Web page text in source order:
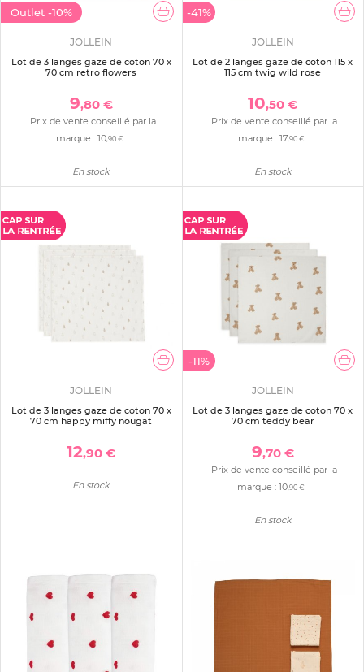
Outlet -10%
JOLLEIN
Lot de 3 langes gaze de coton 70 x
70 cm retro flowers
9,80 €
Prix de vente conseillé par la
marque : 10,90 €
En stock
-41%
JOLLEIN
Lot de 2 langes gaze de coton 115 x
115 cm twig wild rose
10,50 €
Prix de vente conseillé par la
marque : 17,90 €
En stock
JOLLEIN
Lot de 3 langes gaze de coton 70 x
70 cm happy miffy nougat
12,90 €
En stock
-11%
JOLLEIN
Lot de 3 langes gaze de coton 70 x
70 cm teddy bear
9,70 €
Prix de vente conseillé par la
marque :10 ,90 €
En stock